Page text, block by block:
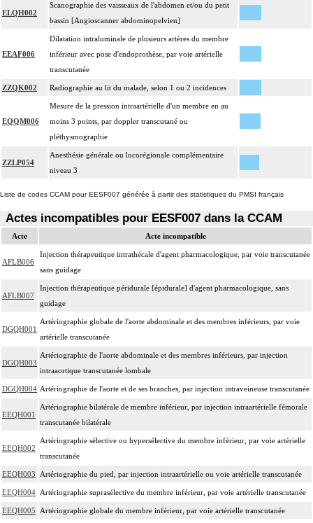
ELQH002
Scanographie des vaisseaux de l'abdomen et/ou du petit
bassin [Angioscanner abdominopelvien]
EEAF006
Dilatation intraluminale de plusieurs artères du membre
inférieur avec pose d'endoprothèse, par voie artérielle
transcutanée
ZZQK002 Radiographie au lit du malade, selon 1 ou 2 incidences
EQQM006
Mesure de la pression intraartérielle d'un membre en au
moins 3 points, par doppler transcutané ou
pléthysmographie
ZZLP054
Anesthésie générale ou locorégionale complémentaire
niveau 3
Liste de codes CCAM pour EESF007 générée à partir des statistiques du PMSI français
Actes incompatibles pour EESF007 dans la CCAM
Acte Acte incompatible
AFLB006
Injection thérapeutique intrathécale d'agent pharmacologique, par voie transcutanée
sans guidage
AFLB007
Injection thérapeutique péridurale [épidurale] d'agent pharmacologique, sans
guidage
DGQH001
Artériographie globale de l'aorte abdominale et des membres inférieurs, par voie
artérielle transcutanée
DGQH003
Artériographie de l'aorte abdominale et des membres inférieurs, par injection
intraaortique transcutanée lombale
DGQH004 Artériographie de l'aorte et de ses branches, par injection intraveineuse transcutanée
EEQH001
Artériographie bilatérale de membre inférieur, par injection intraartérielle fémorale
transcutanée bilatérale
EEQH002
Artériographie sélective ou hypersélective du membre inférieur, par voie artérielle
transcutanée
EEQH003 Artériographie du pied, par injection intraartérielle ou voie artérielle transcutanée
EEQH004 Artériographie suprasélective du membre inférieur, par voie artérielle transcutanée
EEQH005 Artériographie globale du membre inférieur, par voie artérielle transcutanée